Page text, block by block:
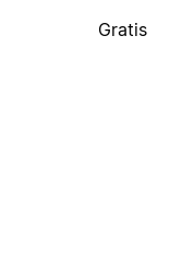
Gratis